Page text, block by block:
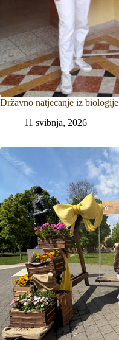
Državno natjecanje iz biologije
11 svibnja, 2026